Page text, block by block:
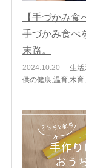
【手づかみ
手づかみ食べ
末路。
2024.10.20 生活
供の健康,温育,木育,